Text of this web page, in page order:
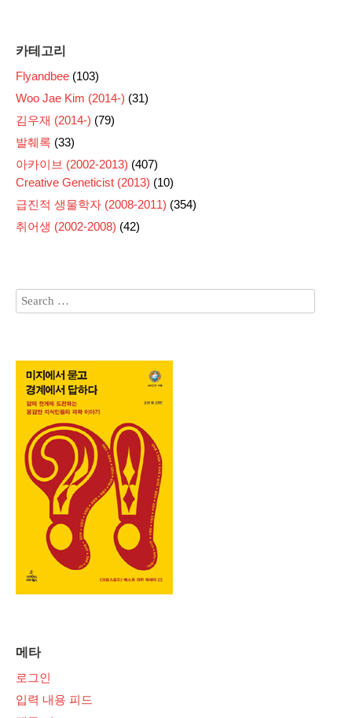
카테고리
Flyandbee (103)
Woo Jae Kim (2014-) (31)
김우재 (2014-) (79)
발췌록 (33)
아카이브 (2002-2013) (407)
Creative Geneticist (2013) (10)
급진적 생물학자 (2008-2011) (354)
취어생 (2002-2008) (42)
메타
로그인
입력 내용 피드